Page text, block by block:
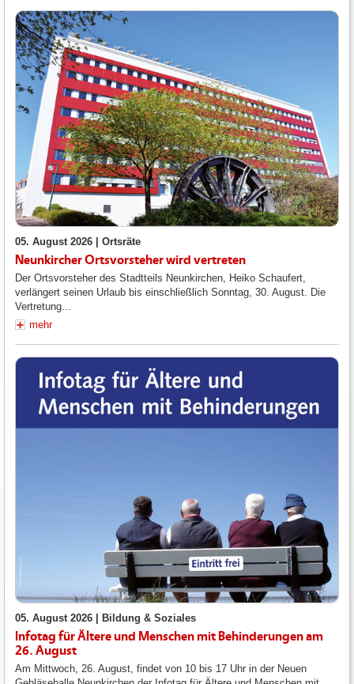
05. August 2026 | Ortsräte
Neunkircher Ortsvorsteher wird vertreten
Der Ortsvorsteher des Stadtteils Neunkirchen, Heiko Schaufert,
verlängert seinen Urlaub bis einschließlich Sonntag, 30. August. Die
Vertretung...
mehr
05. August 2026 | Bildung & Soziales
Infotag für Ältere und Menschen mit Behinderungen am
26. August
Am Mittwoch, 26. August, findet von 10 bis 17 Uhr in der Neuen